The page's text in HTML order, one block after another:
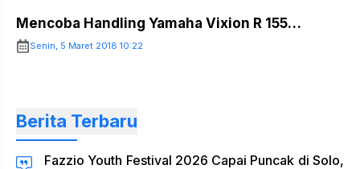
Mencoba Handling Yamaha Vixion R 155…
Senin, 5 Maret 2018 10:22
Berita Terbaru
Fazzio Youth Festival 2026 Capai Puncak di Solo,